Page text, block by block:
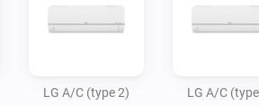
soorten
beschikbaar in deze app, en we
LG A/C (type 2) LG A/C